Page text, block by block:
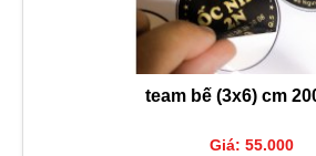
team bế (3x6) cm
Giá: 55.000